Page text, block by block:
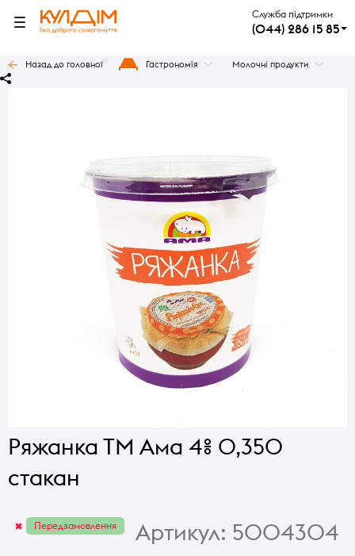
Служба підтримки
(044) 286 15 85
Назад до головної Гастрономія Молочні продукти
Ряжанка ТМ Ама 4% 0,350
стакан
Передзамовлення Артикул: 5004304